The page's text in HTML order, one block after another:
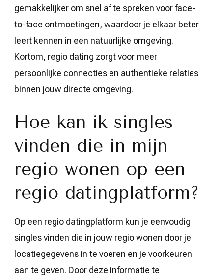
gemakkelijker om snel af te spreken voor face-
to-face ontmoetingen, waardoor je elkaar beter
leert kennen in een natuurlijke omgeving.
Kortom, regio dating zorgt voor meer
persoonlijke connecties en authentieke relaties
binnen jouw directe omgeving.
Hoe kan ik singles
vinden die in mijn
regio wonen op een
regio datingplatform?
Op een regio datingplatform kun je eenvoudig
singles vinden die in jouw regio wonen door je
locatiegegevens in te voeren en je voorkeuren
aan te geven. Door deze informatie te